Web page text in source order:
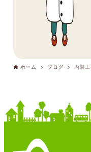
ホーム ブログ 内装